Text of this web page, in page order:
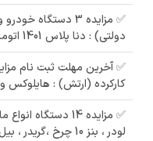
✅ مزایده 3
دولتی) : دنا پلاس 1401 اتوماتيك ، نیسان دیزلی 95
کارکرده (ارتش) : هایلوکس و
✅ مزایده 14
لودر ، بنز 10 چرخ ،گریدر ، بیل مکانیکی و